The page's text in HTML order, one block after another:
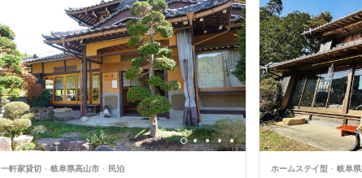
一軒家貸切 岐阜県高山市 民泊 ホームステイ型 岐阜